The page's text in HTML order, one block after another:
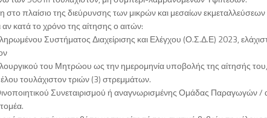
στο πλαίσιο της διεύρυνσης των μικρών και μεσαίων εκμεταλλεύσεων
κατά το χρόνο της αίτησης ο αιτών:
Συστήματος Διαχείρισης και Ελέγχου (Ο.Σ.Δ.Ε) 2023,
του Μητρώου ως την ημερομηνία υποβολής της αίτησής
τουλάχιστον τριών (3) στρεμμάτων.
Συνεταιρισμού ή αναγνωρισμένης Ομάδας Παραγωγών /